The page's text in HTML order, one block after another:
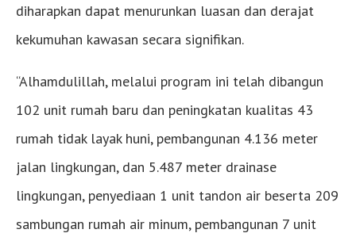
diharapkan dapat menurunkan luasan dan derajat
kekumuhan kawasan secara signifikan.
“Alhamdulillah, melalui program ini telah dibangun
102 unit rumah baru dan peningkatan kualitas 43
rumah tidak layak huni, pembangunan 4.136 meter
jalan lingkungan, dan 5.487 meter drainase
lingkungan, penyediaan 1 unit tandon air beserta 209
sambungan rumah air minum, pembangunan 7 unit